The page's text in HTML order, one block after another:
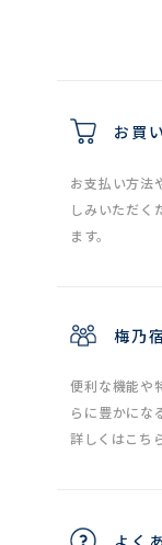
お買
お支払い方法
しみいただく
ます。
梅乃
便利な機能や
らに豊かにな
詳しくはこちら